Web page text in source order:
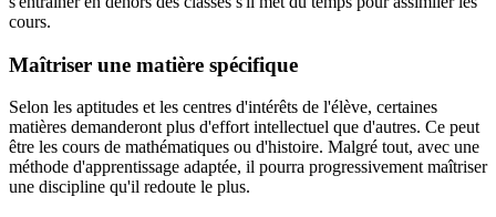
cours.
Maîtriser une matière spécifique
Selon les aptitudes et les centres d'intérêts de l'élève, certaines
matières demanderont plus d'effort intellectuel que d'autres. Ce peut
être les cours de mathématiques ou d'histoire. Malgré tout, avec une
méthode d'apprentissage adaptée, il pourra progressivement maîtriser
une discipline qu'il redoute le plus.